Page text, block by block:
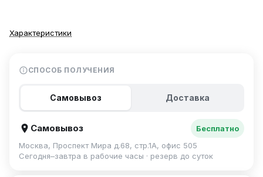
Характеристики
СПОСОБ ПОЛУЧЕНИЯ
Самовывоз Доставка
Самовывоз
Бесплатно
Москва, Проспект Мира д.68, стр.1А, офис 505
Сегодня–завтра в рабочие часы · резерв до суток